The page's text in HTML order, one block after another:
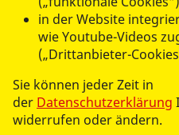
© 2026 ASB Regionalverband
in der Website
wie Youtube-Videos
(„Drittanbieter-
Sie können jeder Zeit in
der Datenschutzerklärung
widerrufen oder ändern.